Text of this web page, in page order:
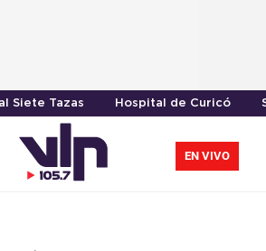
Siete Tazas Hospital de Curicó
EN VIVO